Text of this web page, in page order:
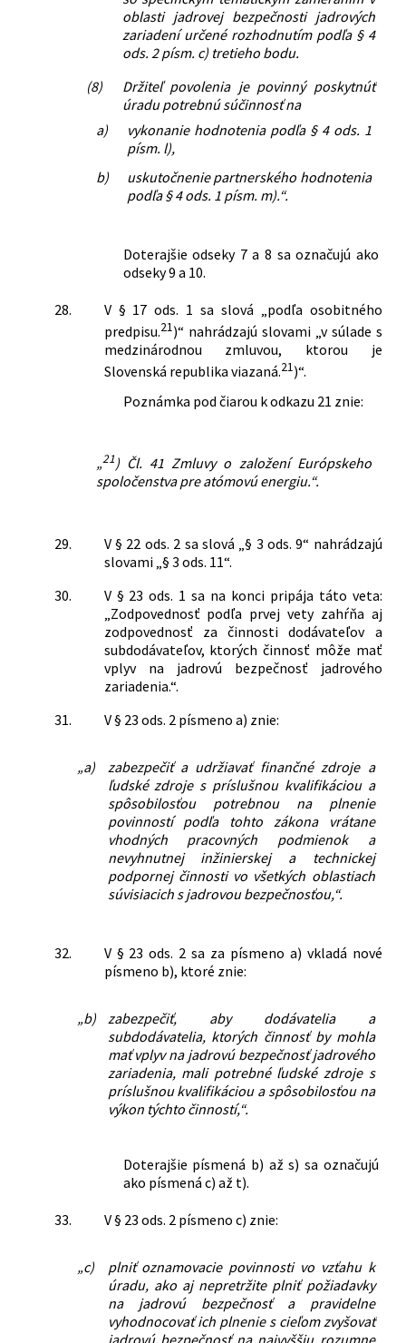
oblasti jadrovej bezpečnosti jadrových
zariadení určené rozhodnutím podľa § 4
ods. 2 písm. c) tretieho bodu.
(8)
Držiteľ povolenia je povinný poskytnúť
úradu potrebnú súčinnosť na
a)
vykonanie hodnotenia podľa § 4 ods. 1
písm. l),
b)
uskutočnenie partnerského hodnotenia
podľa § 4 ods. 1 písm. m).“.
Doterajšie odseky 7 a 8 sa označujú ako
odseky 9 a 10.
28.
V § 17 ods. 1 sa slová „podľa osobitného
predpisu.21)“ nahrádzajú slovami „v súlade s
medzinárodnou zmluvou, ktorou je
Slovenská republika viazaná.21)“.
Poznámka pod čiarou k odkazu 21 znie:
„21) Čl. 41 Zmluvy o založení Európskeho
spoločenstva pre atómovú energiu.“.
29.
V § 22 ods. 2 sa slová „§ 3 ods. 9“ nahrádzajú
slovami „§ 3 ods. 11“.
30.
V § 23 ods. 1 sa na konci pripája táto veta:
„Zodpovednosť podľa prvej vety zahŕňa aj
zodpovednosť za činnosti dodávateľov a
subdodávateľov, ktorých činnosť môže mať
vplyv na jadrovú bezpečnosť jadrového
zariadenia.“.
31.
V § 23 ods. 2 písmeno a) znie:
„a)
zabezpečiť a udržiavať finančné zdroje a
ľudské zdroje s príslušnou kvalifikáciou a
spôsobilosťou potrebnou na plnenie
povinností podľa tohto zákona vrátane
vhodných pracovných podmienok a
nevyhnutnej inžinierskej a technickej
podpornej činnosti vo všetkých oblastiach
súvisiacich s jadrovou bezpečnosťou,“.
32.
V § 23 ods. 2 sa za písmeno a) vkladá nové
písmeno b), ktoré znie:
„b)
zabezpečiť, aby dodávatelia a
subdodávatelia, ktorých činnosť by mohla
mať vplyv na jadrovú bezpečnosť jadrového
zariadenia, mali potrebné ľudské zdroje s
príslušnou kvalifikáciou a spôsobilosťou na
výkon týchto činností,“.
Doterajšie písmená b) až s) sa označujú
ako písmená c) až t).
33. V § 23 ods. 2 písmeno c) znie:
„c)
plniť oznamovacie povinnosti vo vzťahu k
úradu, ako aj nepretržite plniť požiadavky
na jadrovú bezpečnosť a pravidelne
vyhodnocovať ich plnenie s cieľom zvyšovať